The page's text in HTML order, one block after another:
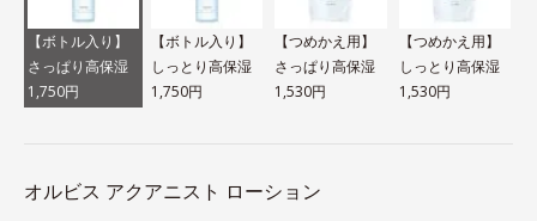
【ボトル入り】
さっぱり高保湿
1,750円
【ボトル入り】
しっとり高保湿
1,750円
【つめかえ用】
さっぱり高保湿
1,530円
【つめかえ用】
しっとり高保湿
1,530円
オルビス アクアニスト ローション